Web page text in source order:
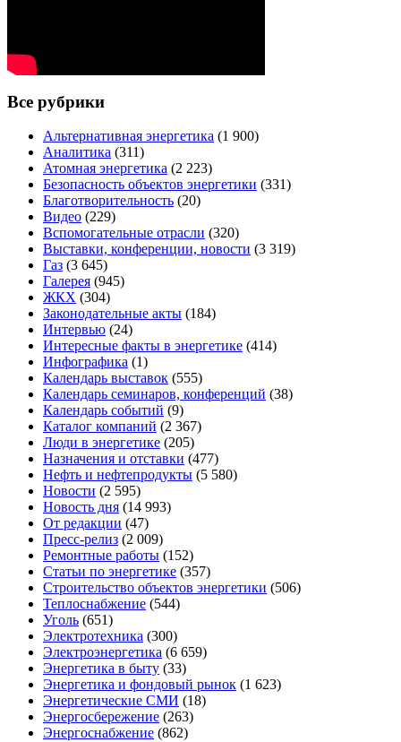
Все рубрики
Альтернативная энергетика (1 900)
Аналитика (311)
Атомная энергетика (2 223)
Безопасность объектов энергетики (331)
Благотворительность (20)
Видео (229)
Вспомогательные отрасли (320)
Выставки, конференции, новости (3 319)
Газ (3 645)
Галерея (945)
ЖКХ (304)
Законодательные акты (184)
Интервью (24)
Интересные факты в энергетике (414)
Инфографика (1)
Календарь выставок (555)
Календарь семинаров, конференций (38)
Календарь событий (9)
Каталог компаний (2 367)
Люди в энергетике (205)
Назначения и отставки (477)
Нефть и нефтепродукты (5 580)
Новости (2 595)
Новость дня (14 993)
От редакции (47)
Пресс-релиз (2 009)
Ремонтные работы (152)
Статьи по энергетике (357)
Строительство объектов энергетики (506)
Теплоснабжение (544)
Уголь (651)
Электротехника (300)
Электроэнергетика (6 659)
Энергетика в быту (33)
Энергетика и фондовый рынок (1 623)
Энергетические СМИ (18)
Энергосбережение (263)
Энергоснабжение (862)